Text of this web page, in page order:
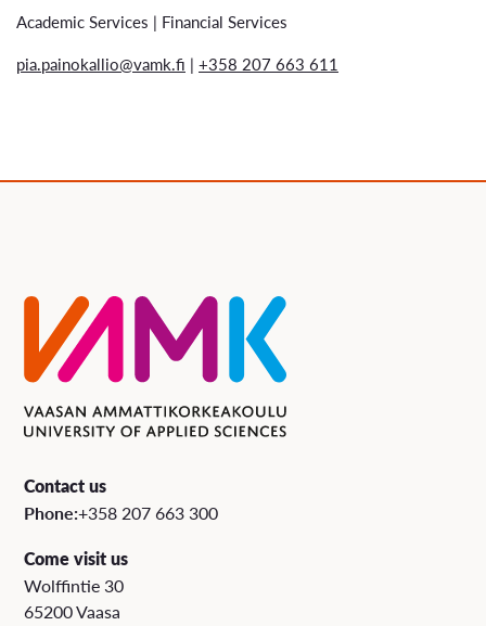
Academic Services | Financial Services
pia.painokallio@vamk.fi | +358 207 663 611
Contact us
Phone:+358 207 663 300
Come visit us
Wolffintie 30
65200 Vaasa